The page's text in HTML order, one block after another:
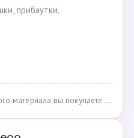
прибаутки.
вы покупаете одежду для своих д… · 03.05.2025